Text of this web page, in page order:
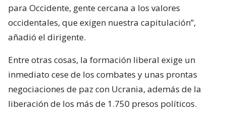
para Occidente, gente cercana a los valores
occidentales, que exigen nuestra capitulación”,
añadió el dirigente.
Entre otras cosas, la formación liberal exige un
inmediato cese de los combates y unas prontas
negociaciones de paz con Ucrania, además de la
liberación de los más de 1.750 presos políticos.